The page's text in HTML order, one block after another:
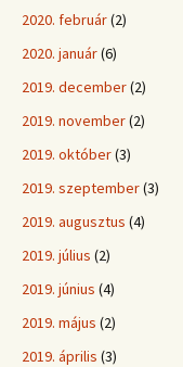
2020. február(2)
2020. január(6)
2019. december(2)
2019. november(2)
2019. október(3)
2019. szeptember(3)
2019. augusztus (4)
2019. július (2)
2019. június (4)
2019. május (2)
2019. április (3)